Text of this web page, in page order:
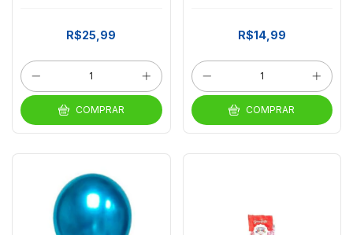
R$25,99
COMPRAR
R$14,99
COMPRAR